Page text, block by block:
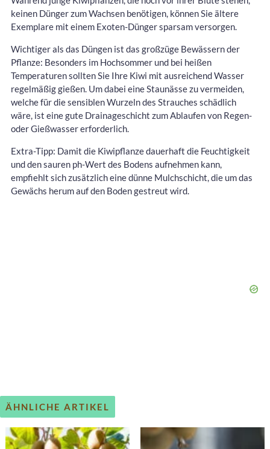
keinen Dünger zum Wachsen benötigen, können Sie ältere
Exemplare mit einem Exoten-Dünger sparsam versorgen.
Wichtiger als das Düngen ist das großzüge Bewässern der
Pflanze: Besonders im Hochsommer und bei heißen
Temperaturen sollten Sie Ihre Kiwi mit ausreichend Wasser
regelmäßig gießen. Um dabei eine Staunässe zu vermeiden,
welche für die sensiblen Wurzeln des Strauches schädlich
wäre, ist eine gute Drainageschicht zum Ablaufen von Regen-
oder Gießwasser erforderlich.
Extra-Tipp: Damit die Kiwipflanze dauerhaft die Feuchtigkeit
und den sauren ph-Wert des Bodens aufnehmen kann,
empfiehlt sich zusätzlich eine dünne Mulchschicht, die um das
Gewächs herum auf den Boden gestreut wird.
ÄHNLICHE ARTIKEL